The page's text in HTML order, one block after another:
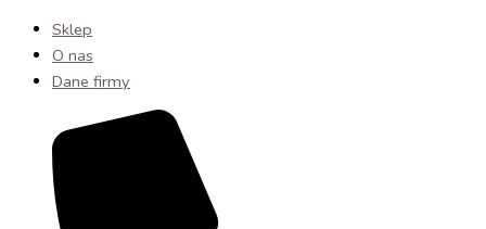
Sklep
O nas
Dane firmy